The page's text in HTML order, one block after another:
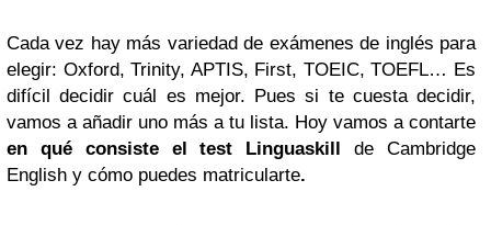
Cada vez hay más variedad de exámenes de inglés para
elegir: Oxford, Trinity, APTIS, First, TOEIC, TOEFL… Es
difícil decidir cuál es mejor. Pues si te cuesta decidir,
vamos a añadir uno más a tu lista. Hoy vamos a contarte
en qué consiste el test Linguaskill de Cambridge
English y cómo puedes matricularte.